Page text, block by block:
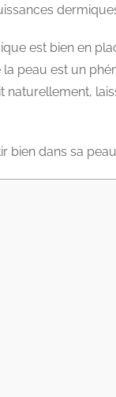
est bien en
peau est un
bien dans sa